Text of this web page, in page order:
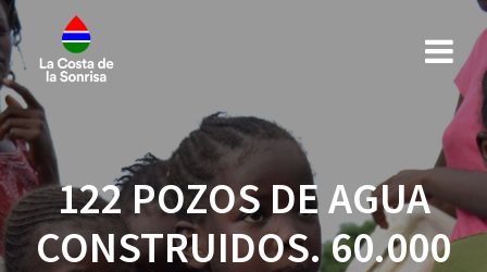
122 POZOS DE AGUA
CONSTRUIDOS. 60.000